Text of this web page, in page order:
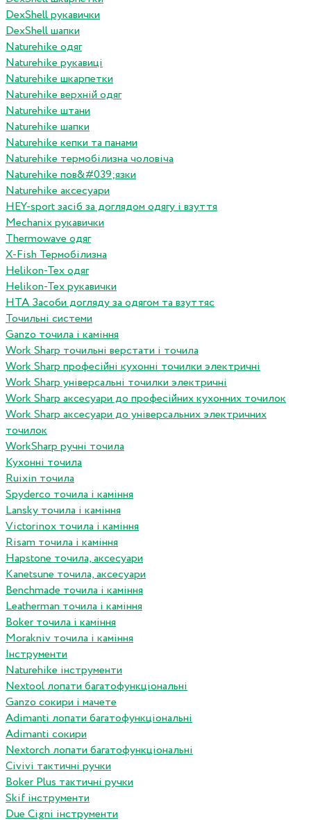
DexShell рукавички
DexShell шапки
Naturehike одяг
Naturehike рукавиці
Naturehike шкарпетки
Naturehike верхній одяг
Naturehike штани
Naturehike шапки
Naturehike кепки та панами
Naturehike термобілизна чоловіча
Naturehike пов&#039;язки
Naturehike аксесуари
HEY-sport засіб за доглядом одягу і взуття
Mechanix рукавички
Thermowave одяг
X-Fish Термобілизна
Helikon-Tex одяг
Helikon-Tex рукавички
HTA Засоби догляду за одягом та взуттяс
Точильні системи
Ganzo точила і каміння
Work Sharp точильні верстати і точила
Work Sharp професiйнi кухоннi точилки электричнi
Work Sharp унiверсальнi точилки электричнi
Work Sharp аксесуари до професiйних кухонних точилок
Work Sharp аксесуари до унiверсальних электричних
точилок
WorkSharp ручні точила
Кухонні точила
Ruixin точила
Spyderco точила і каміння
Lansky точила і каміння
Victorinox точила і каміння
Risam точила і каміння
Hapstone точила, аксесуари
Kanetsune точила, аксесуари
Benchmade точила і каміння
Leatherman точила і каміння
Boker точила і каміння
Morakniv точила і каміння
Інструменти
Naturehike інструменти
Nextool лопати багатофункціональні
Ganzo сокири і мачете
Adimanti лопати багатофункціональні
Adimanti сокири
Nextorch лопати багатофункціональні
Сivivi тактичні ручки
Boker Plus тактичні ручки
Skif інструменти
Due Cigni інструменти